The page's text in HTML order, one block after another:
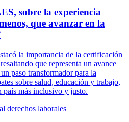
sobre la experiencia
que avanzar en la
la importancia de la certificación
que representa un avance
paso transformador para la
sobre salud, educación y trabajo,
más inclusivo y justo.
derechos laborales